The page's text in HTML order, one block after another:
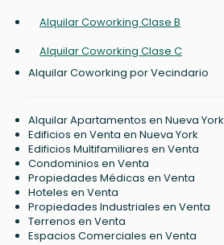
Alquilar Coworking Clase B
Alquilar Coworking Clase C
Alquilar Coworking por Vecindario
Alquilar Apartamentos en Nueva York
Edificios en Venta en Nueva York
Edificios Multifamiliares en Venta
Condominios en Venta
Propiedades Médicas en Venta
Hoteles en Venta
Propiedades Industriales en Venta
Terrenos en Venta
Espacios Comerciales en Venta